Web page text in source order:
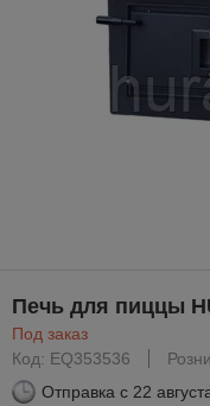
Печь для пиццы
Под заказ
Код: EQ353536
Отправка с 22